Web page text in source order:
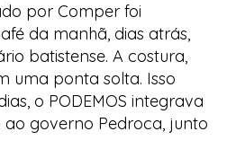
por Comper foi
da manhã, dias atrás,
batistense. A costura,
uma ponta solta. Isso
o PODEMOS integrava
governo Pedroca, junto